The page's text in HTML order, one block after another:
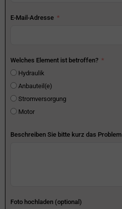
E-Mail-Adresse
Welches Element ist betroffen?
Hydraulik
Anbauteil(e)
Stromversorgung
Motor
Beschreiben Sie bitte kurz das Problem
Foto hochladen (optional)